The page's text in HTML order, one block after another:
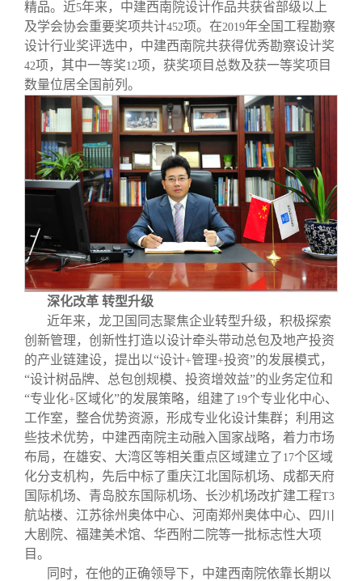
精品。近5年来，中建西南院设计作品共获省部级以上
及学会协会重要奖项共计452项。在2019年全国工程勘察
设计行业奖评选中，中建西南院共获得优秀勘察设计奖
42项，其中一等奖12项，获奖项目总数及获一等奖项目
数量位居全国前列。
深化改革 转型升级
近年来，龙卫国同志聚焦企业转型升级，积极探索
创新管理，创新性打造以设计牵头带动总包及地产投资
的产业链建设，提出以“设计+管理+投资”的发展模式，
“设计树品牌、总包创规模、投资增效益”的业务定位和
“专业化+ 区域化”的发展策略，组建了 19个专业化中心、
工作室，整合优势资源，形成专业化设计集群；利用这
些技术优势，中建西南院主动融入国家战略，着力市场
布局，在雄安、大湾区等相关重点区域建立了 17个区域
化分支机构，先后中标了重庆江北国际机场、成都天府
国际机场、青岛胶东国际机场、长沙机场改扩建工程T3
航站楼、江苏徐州奥体中心、河南郑州奥体中心、四川
大剧院、福建美术馆、华西附二院等一批标志性大项
目。
同时，在他的正确领导下，中建西南院依靠长期以